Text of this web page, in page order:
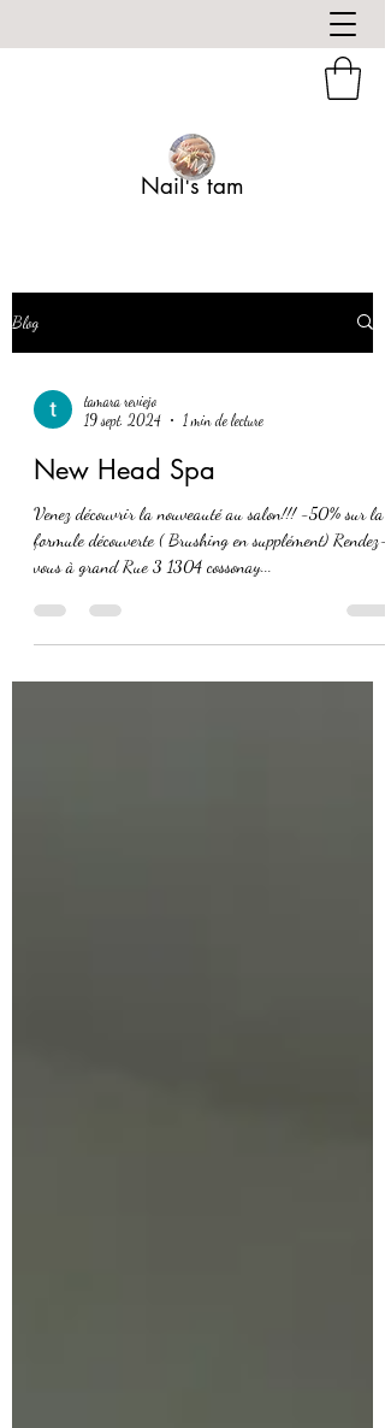
Nail's tam
Blog
tamara reviejo
19 sept. 2024
1 min de lecture
New Head Spa
Venez découvrir la nouveauté au salon!!! -50% sur la
formule découverte ( Brushing en supplément) Rendez-
vous à grand Rue 3 1304 cossonay...